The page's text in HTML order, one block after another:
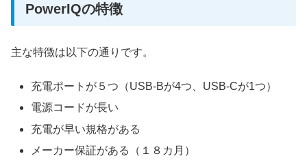
PowerIQの特徴
主な特徴は以下の通りです。
充電ポートが５つ（USB-Bが4つ、USB-Cが1つ）
電源コードが長い
充電が早い規格がある
メーカー保証がある（１８カ月）